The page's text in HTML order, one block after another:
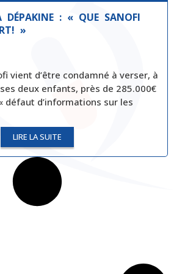
DÉPAKINE : « QUE SANOFI
»
vient d’être condamné à verser, à
deux enfants, près de 285.000€
défaut d’informations sur les
LIRE LA SUITE